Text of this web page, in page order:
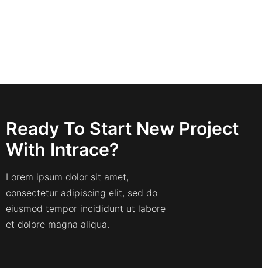
Ready To Start New Project
With Intrace?
Lorem ipsum dolor sit amet,
consectetur adipiscing elit, sed do
eiusmod tempor incididunt ut labore
et dolore magna aliqua.